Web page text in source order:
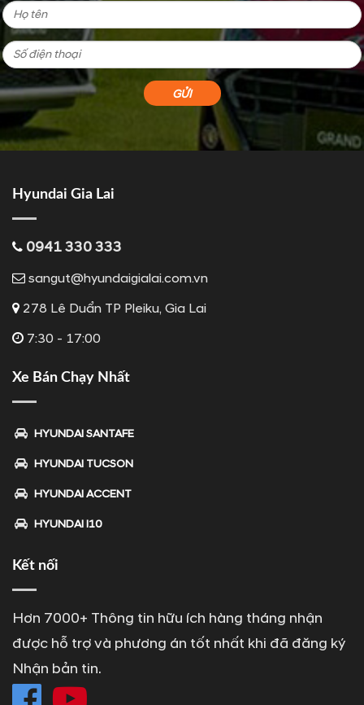
Hyundai Gia Lai
0941 330 333
sangut@hyundaigialai.com.vn
278 Lê Duẩn TP Pleiku, Gia Lai
7:30 - 17:00
Xe Bán Chạy Nhất
HYUNDAI SANTAFE
HYUNDAI TUCSON
HYUNDAI ACCENT
HYUNDAI I10
Kết nối
Hơn 7000+ Thông tin hữu ích hàng tháng nhận
được hỗ trợ và phương án tốt nhất khi đã đăng ký
Nhận bản tin.